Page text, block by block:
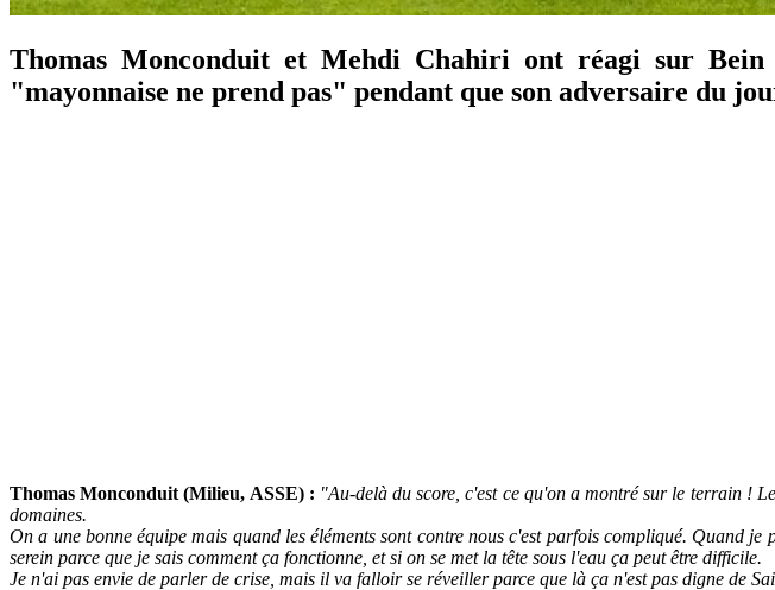
Thomas Monconduit et Mehdi Chahiri ont réagi sur
"mayonnaise ne prend pas" pendant que son adversaire du
Thomas Monconduit (Milieu, ASSE) : "Au-delà du score, c'est ce qu'on a montré sur le terrain !
domaines.
On a une bonne équipe mais quand les éléments sont contre nous c'est parfois compliqué. Quand
serein parce que je sais comment ça fonctionne, et si on se met la tête sous l'eau ça peut être difficile.
Je n'ai pas envie de parler de crise, mais il va falloir se réveiller parce que là ça n'est pas digne de